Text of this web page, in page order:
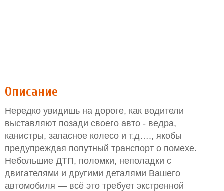
Описание
Нередко увидишь на дороге, как водители
выставляют позади своего авто - ведра,
канистры, запасное колесо и т.д…., якобы
предупреждая попутный транспорт о помехе.
Небольшие ДТП, поломки, неполадки с
двигателями и другими деталями Вашего
автомобиля — всё это требует экстренной